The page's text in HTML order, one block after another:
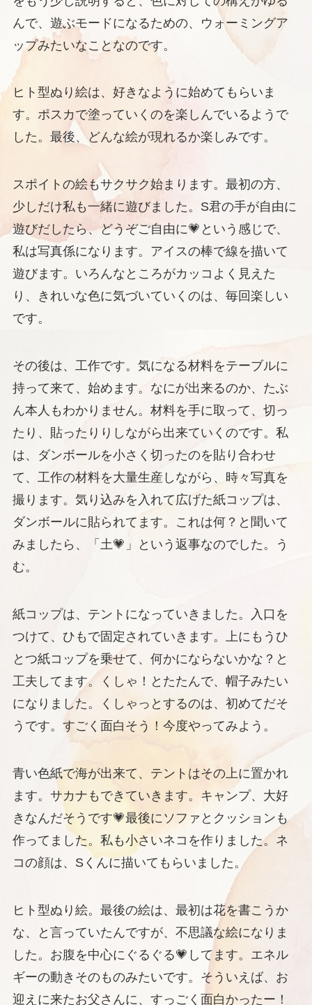
んで、遊ぶモードになるための、ウォーミングア
ップみたいなことなのです。
ヒト型ぬり絵は、好きなように始めてもらいま
す。ポスカで塗っていくのを楽しんでいるようで
した。最後、どんな絵が現れるか楽しみです。
スポイトの絵もサクサク始まります。最初の方、
少しだけ私も一緒に遊びました。S君の手が自由に
遊びだしたら、どうぞご自由に💗という感じで、
私は写真係になります。アイスの棒で線を描いて
遊びます。いろんなところがカッコよく見えた
り、きれいな色に気づいていくのは、毎回楽しい
です。
その後は、工作です。気になる材料をテーブルに
持って来て、始めます。なにが出来るのか、たぶ
ん本人もわかりません。材料を手に取って、切っ
たり、貼ったりりしながら出来ていくのです。私
は、ダンボールを小さく切ったのを貼り合わせ
て、工作の材料を大量生産しながら、時々写真を
撮ります。気り込みを入れて広げた紙コップは、
ダンボールに貼られてます。これは何？と聞いて
みましたら、「土💗」という返事なのでした。う
む。
紙コップは、テントになっていきました。入口を
つけて、ひもで固定されていきます。上にもうひ
とつ紙コップを乗せて、何かにならないかな？と
工夫してます。くしゃ！とたたんで、帽子みたい
になりました。くしゃっとするのは、初めてだそ
うです。すごく面白そう！今度やってみよう。
青い色紙で海が出来て、テントはその上に置かれ
ます。サカナもできていきます。キャンプ、大好
きなんだそうです💗最後にソファとクッションも
作ってました。私も小さいネコを作りました。ネ
コの顔は、Sくんに描いてもらいました。
ヒト型ぬり絵。最後の絵は、最初は花を書こうか
な、と言っていたんですが、不思議な絵になりま
した。お腹を中心にぐるぐる💗してます。エネル
ギーの動きそのものみたいです。そういえば、お
迎えに来たお父さんに、すっごく面白かったー！